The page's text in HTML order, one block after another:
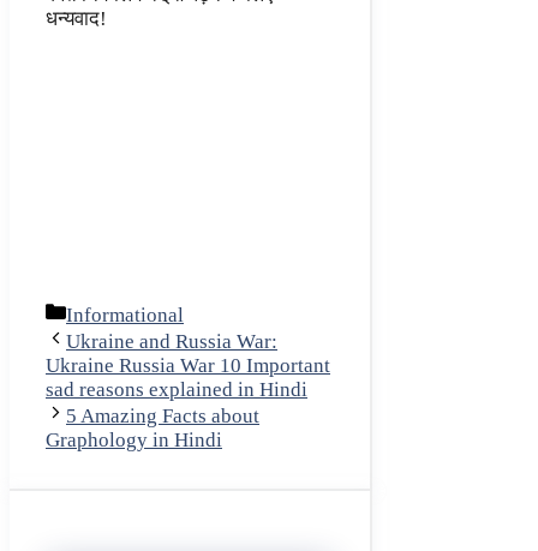
धन्यवाद!
Categories
Informational
Ukraine and Russia War:
Ukraine Russia War 10 Important
sad reasons explained in Hindi
5 Amazing Facts about
Graphology in Hindi